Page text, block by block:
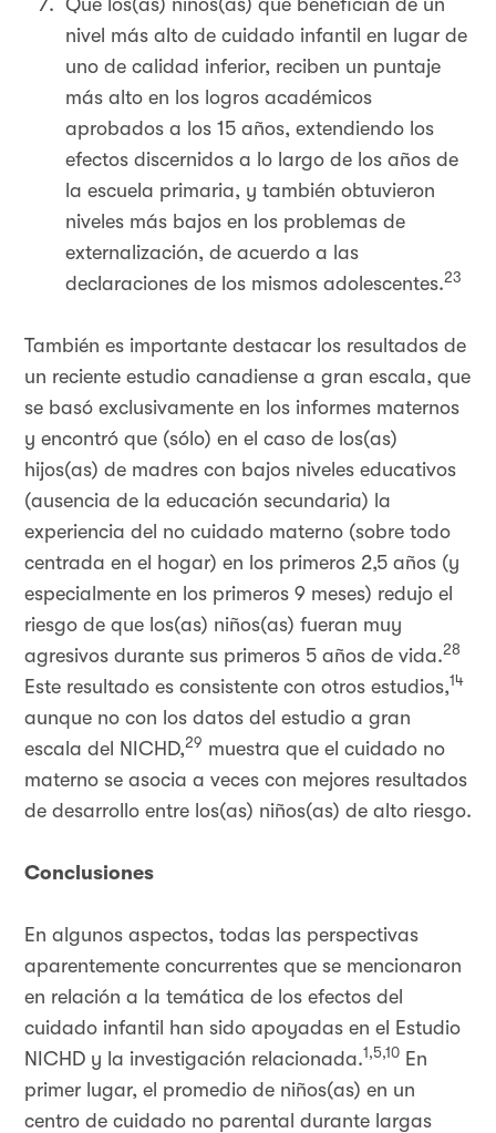
Que los(as) niños(as) que benefician de un
nivel más alto de cuidado infantil en lugar de
uno de calidad inferior, reciben un puntaje
más alto en los logros académicos
aprobados a los 15 años, extendiendo los
efectos discernidos a lo largo de los años de
la escuela primaria, y también obtuvieron
niveles más bajos en los problemas de
externalización, de acuerdo a las
declaraciones de los mismos adolescentes.23
También es importante destacar los resultados de
un reciente estudio canadiense a gran escala, que
se basó exclusivamente en los informes maternos
y encontró que (sólo) en el caso de los(as)
hijos(as) de madres con bajos niveles educativos
(ausencia de la educación secundaria) la
experiencia del no cuidado materno (sobre todo
centrada en el hogar) en los primeros 2,5 años (y
especialmente en los primeros 9 meses) redujo el
riesgo de que los(as) niños(as) fueran muy
agresivos durante sus primeros 5 años de vida.28
Este resultado es consistente con otros estudios,14
aunque no con los datos del estudio a gran
escala del NICHD,29 muestra que el cuidado no
materno se asocia a veces con mejores resultados
de desarrollo entre los(as) niños(as) de alto riesgo.
Conclusiones
En algunos aspectos, todas las perspectivas
aparentemente concurrentes que se mencionaron
en relación a la temática de los efectos del
cuidado infantil han sido apoyadas en el Estudio
NICHD y la investigación relacionada.1,5,10 En
primer lugar, el promedio de niños(as) en un
centro de cuidado no parental durante largas